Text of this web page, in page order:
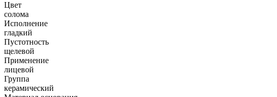
Цвет
солома
Исполнение
гладкий
Пустотность
щелевой
Применение
лицевой
Группа
керамический